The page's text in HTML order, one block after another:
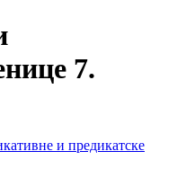
7.
и предикатске